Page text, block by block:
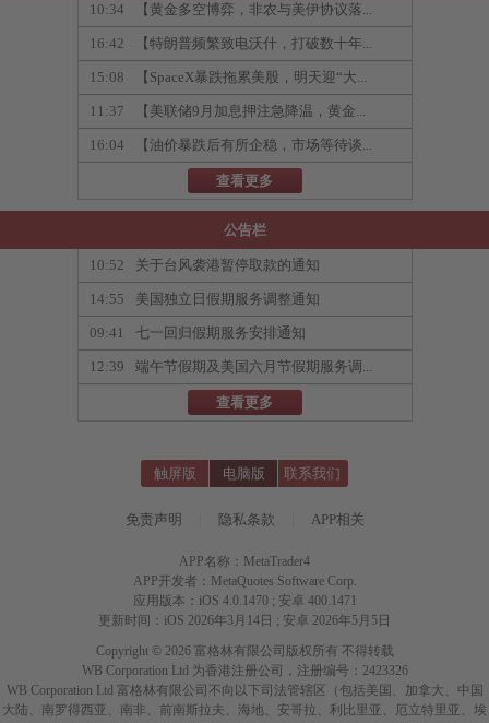
10:34 【黄金多空博弈，非农与美伊协议落...
16:42 【特朗普频繁致电沃什，打破数十年...
15:08 【SpaceX暴跌拖累美股，明天迎“大...
11:37 【美联储9月加息押注急降温，黄金...
16:04 【油价暴跌后有所企稳，市场等待谈...
查看更多
公告栏
10:52 关于台风袭港暂停取款的通知
14:55 美国独立日假期服务调整通知
09:41 七一回归假期服务安排通知
12:39 端午节假期及美国六月节假期服务调...
查看更多
触屏版 电脑版 联系我们
免责声明 隐私条款 APP相关
APP名称：MetaTrader4
APP开发者：MetaQuotes Software Corp.
应用版本：iOS 4.0.1470 ; 安卓 400.1471
更新时间：iOS 2026年3月14日 ; 安卓 2026年5月5日
Copyright © 2026 富格林有限公司版权所有 不得转载
WB Corporation Ltd 为香港注册公司，注册编号：2423326
WB Corporation Ltd 富格林有限公司不向以下司法管辖区（包括美国、加拿大、中国
大陆、南罗得西亚、南非、前南斯拉夫、海地、安哥拉、利比里亚、厄立特里亚、埃